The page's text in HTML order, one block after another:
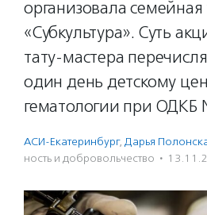
организовала семейная
«Субкультура». Суть
тату-мастера
один день детскому
гематологии при
АСИ-Екатеринбург, Дарья
ность и доброволь­чест­во ·